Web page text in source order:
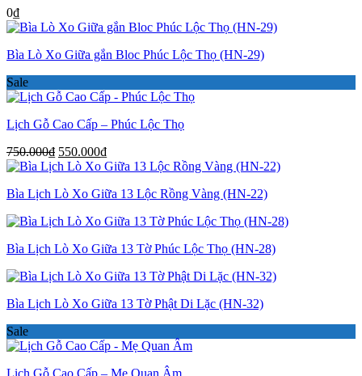
0₫
Bìa Lò Xo Giữa gắn Bloc Phúc Lộc Thọ (HN-29)
Sale
Lịch Gỗ Cao Cấp – Phúc Lộc Thọ
750.000₫ Giá
gốc
750.000₫.
550.000₫Giá
hiện
là:
Bìa Lịch Lò Xo Giữa 13 Lộc Rồng Vàng (HN-22)
Bìa Lịch Lò Xo Giữa 13 Tờ Phúc Lộc Thọ (HN-28)
Bìa Lịch Lò Xo Giữa 13 Tờ Phật Di Lặc (HN-32)
Sale